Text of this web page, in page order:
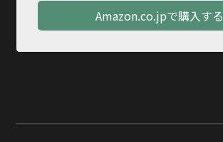
Amazon.co.jpで購入する